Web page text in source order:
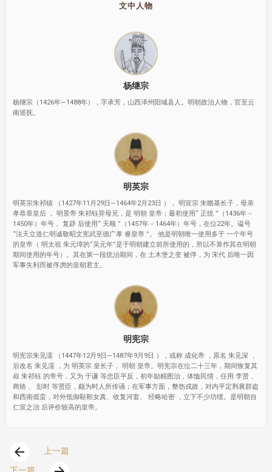
文中人物
杨继宗
杨继宗（1426年—1488年），字承芳，山西泽州阳城县人。明朝政治人物，官至云
南巡抚。
明英宗
明英宗朱祁镇 （1427年11月29日—1464年2月23日 ）， 明宣宗 朱瞻基长子，母亲
孝恭章皇后 ， 明景帝 朱祁钰异母兄，是 明朝 皇帝；最初使用“ 正统 ”（1436年－
1450年）年号， 复辟 后使用“ 天顺 ”（1457年－1464年）年号，在位22年。谥号
“法天立道仁明诚敬昭文宪武至德广孝 睿皇帝 ”。 他是明朝唯一使用多于 一个年号
的皇帝（ 明太祖 朱元璋的“吴元年”是于明朝建立前所使用的，所以不算作其在明朝
期间使用的年号）。其在第一段统治期间，在 土木堡之变 被俘，为 宋代 后唯一因
军事失利而被俘虏的皇朝君主。
明宪宗
明宪宗朱见濡 （1447年12月9日—1487年9月9日 ），或称 成化帝 ，原名 朱见深 ，
后改名 朱见濡 ，为 明英宗 皇长子， 明朝 皇帝。明宪宗在位二十三年，期间恢复其
叔 朱祁钰 的帝号，又为 于谦 等忠臣平反，初年励精图治，体恤民情，任用 李贤 、
商辂 、 彭时 等贤臣，颇为时人所传诵；在军事方面，整饬戎政，对内平定荆襄群盗
和西南傜蛮，对外抵御鞑靼女真、收复河套、 经略哈密 ，立下不少功绩。是明朝自
仁宣之治 后评价较高的皇帝。
arrow_back
上一篇